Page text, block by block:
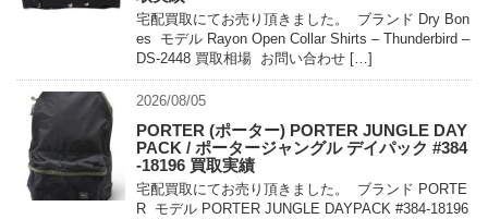
宅配買取にてお売り頂きました。 ブランド Dry Bon
es モデル Rayon Open Collar Shirts – Thunderbird –
DS-2448 買取相場 お問い合わせ […]
2026/08/05
PORTER (ポーター) PORTER JUNGLE DAY
PACK / ポータージャングル デイパック #384
-18196 買取実績
宅配買取にてお売り頂きました。 ブランド PORTE
R モデル PORTER JUNGLE DAYPACK #384-18196